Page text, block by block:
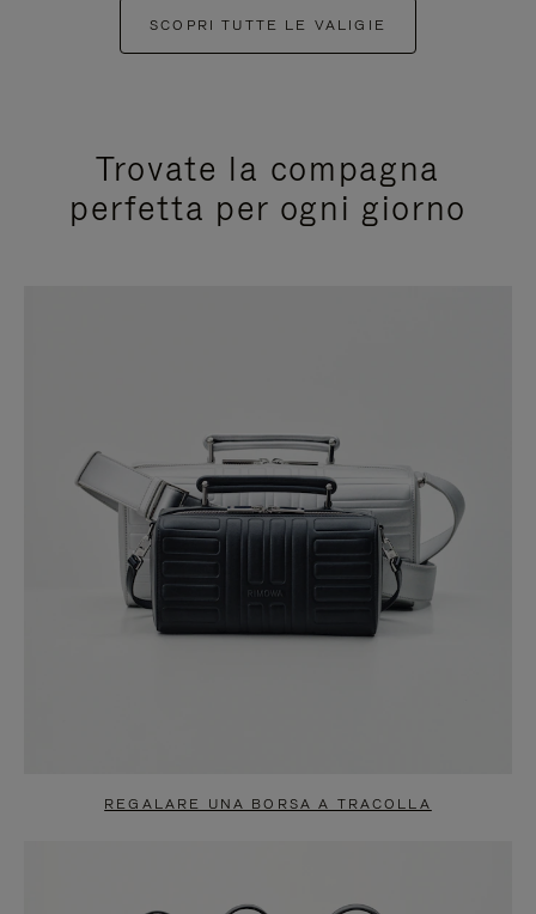
SCOPRI TUTTE LE VALIGIE
Trovate la compagna
perfetta per ogni giorno
REGALARE UNA BORSA A TRACOLLA